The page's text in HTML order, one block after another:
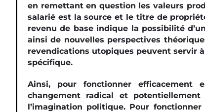
en remettant en question les valeurs
salarié est la source et le titre de
revenu de base indique la possibilité
ainsi de nouvelles perspectives
revendications utopiques peuvent servir
spécifique.
Ainsi, pour fonctionner
changement radical et
l’imagination politique. Pour